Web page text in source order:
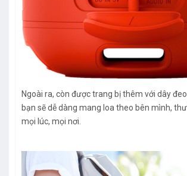
Ngoài ra, còn được trang bị thêm với dây
bạn sẽ dễ dàng mang loa theo bên mình,
mọi lúc, mọi nơi.